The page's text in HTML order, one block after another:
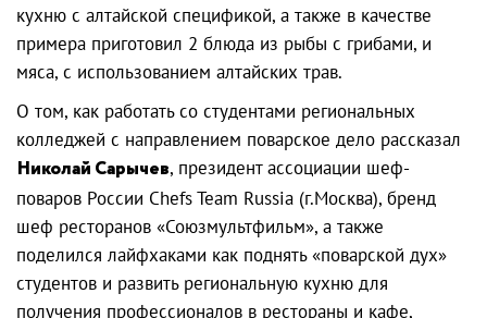
кухню с алтайской спецификой, а также в качестве
примера приготовил 2 блюда из рыбы с грибами, и
мяса, с использованием алтайских трав.
О том, как работать со студентами региональных
колледжей с направлением поварское дело рассказал
Николай Сарычев, президент ассоциации шеф-
поваров России Chefs Team Russia (г.Москва), бренд
шеф ресторанов «Союзмультфильм», а также
поделился лайфхаками как поднять «поварской дух»
студентов и развить региональную кухню для
получения профессионалов в рестораны и кафе,